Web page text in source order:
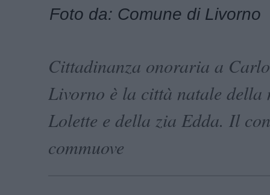
Foto da: Comune di Livorno
Cittadinanza onoraria a
Livorno è la città natale della
Lolette e della zia Edda. Il
commuove